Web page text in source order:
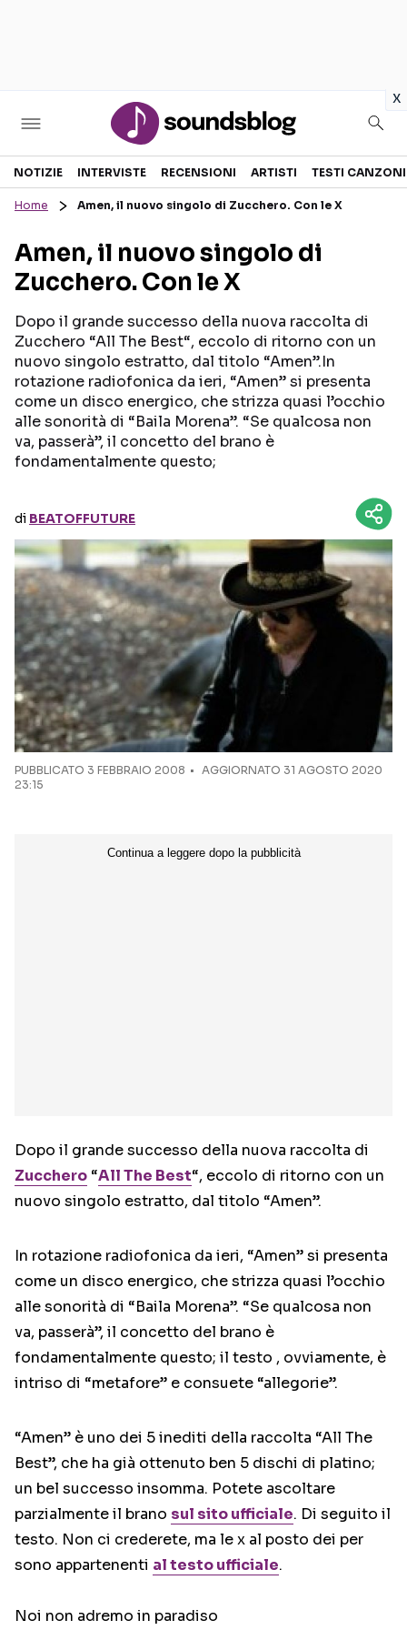
x
Sezioni
RECENSIONI MUSICALI
INTERVISTE
GOSSIP E CURIOSITÀ
TESTI CANZONI
TOUR ED EVENTI
TALENT SHOW
Seguici sui social
NOTIZIE INTERVISTE RECENSIONI ARTISTI TESTI CANZONI
Home Amen, il nuovo singolo di Zucchero. Con le X
Amen, il nuovo singolo di
Zucchero. Con le X
Dopo il grande successo della nuova raccolta di
Zucchero “All The Best“, eccolo di ritorno con un
nuovo singolo estratto, dal titolo “Amen”.In
rotazione radiofonica da ieri, “Amen” si presenta
come un disco energico, che strizza quasi l’occhio
alle sonorità di “Baila Morena”. “Se qualcosa non
va, passerà”, il concetto del brano è
fondamentalmente questo;
di BEATOFFUTURE
PUBBLICATO 3 FEBBRAIO 2008
AGGIORNATO 31 AGOSTO 2020
23:15
Dopo il grande successo della nuova raccolta di
Zucchero “All The Best“, eccolo di ritorno con un
nuovo singolo estratto, dal titolo “Amen”.
In rotazione radiofonica da ieri, “Amen” si presenta
come un disco energico, che strizza quasi l’occhio
alle sonorità di “Baila Morena”. “Se qualcosa non
va, passerà”, il concetto del brano è
fondamentalmente questo; il testo , ovviamente, è
intriso di “metafore” e consuete “allegorie”.
“Amen” è uno dei 5 inediti della raccolta “All The
Best”, che ha già ottenuto ben 5 dischi di platino;
un bel successo insomma. Potete ascoltare
parzialmente il brano sul sito ufficiale. Di seguito il
testo. Non ci crederete, ma le x al posto dei per
sono appartenenti al testo ufficiale.
Noi non adremo in paradiso